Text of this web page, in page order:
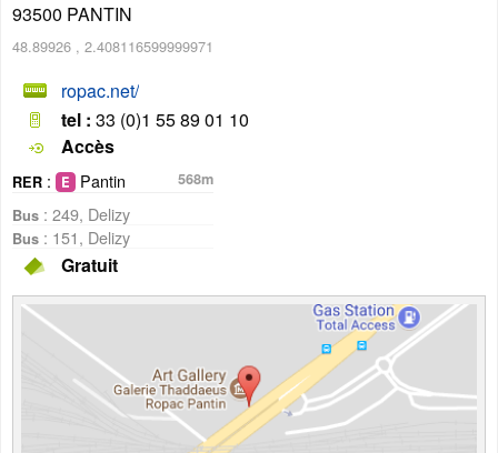
93500 PANTIN
48.89926 , 2.408116599999971
ropac.net/
tel : 33 (0)1 55 89 01 10
Accès
RER : Pantin
568m
Bus : 249, Delizy
Bus : 151, Delizy
Gratuit